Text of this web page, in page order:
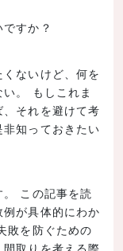
t
すか？
ないけど、何を
。 もしこれま
それを避けて考
知っておきたい
この記事を読
が具体的にわか
敗を防ぐための